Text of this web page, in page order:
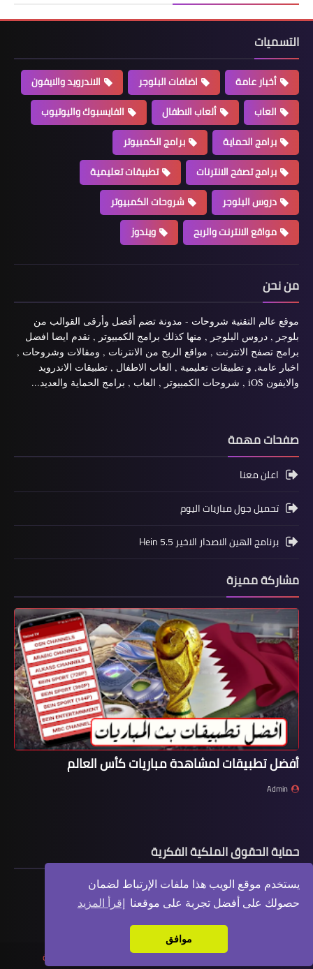
يستخدم موقع الويب هذا ملفات الإرتباط لضمان
حصولك على أفضل تجربة على موقعنا
إقرأ المزيد
موافق
التسميات
أخبار عامة اضافات البلوجر
الاندرويد والايفون
العاب
ألعاب الاطفال
الفايسبوك واليوتيوب
برامج الحماية
برامج الكمبيوتر
برامج تصفح الانترنات
تطبيقات تعليمية
دروس البلوجر
شروحات الكمبيوتر
مواقع الانترنت والربح
ويندوز
من نحن
موقع عالم التقنية شروحات - مدونة تضم أفضل وأرقى القوالب من
بلوجر , دروس البلوجر , منها كذلك برامج الكمبيوتر , نقدم ايضا افضل
برامج تصفح الانترنت , مواقع الربح من الانترنات , ومقالات وشروحات ,
اخبار عامة, و تطبيقات تعليمية , العاب الاطفال , تطبيقات الاندرويد
والايفون iOS , شروحات الكمبيوتر , العاب , برامج الحماية والعديد...
صفحات مهمة
اعلن معنا
تحميل جول مباريات اليوم
برنامج الهين الاصدار الاخير Hein 5.5
مشاركة مميزة
أفضل تطبيقات لمشاهدة مباريات كأس العالم
Admin
حماية الحقوق الملكية الفكرية
جميع الحقوق محفوظة عالم التقنية | شروحات مكتوبة